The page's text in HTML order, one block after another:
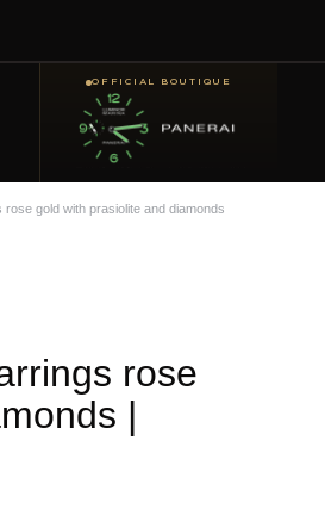
OFFICIAL BOUTIQUE
gold with prasiolite and diamonds
rose
|